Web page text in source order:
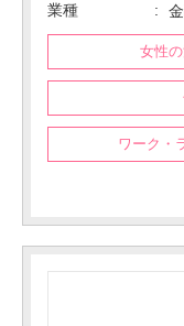
業種
女性
ワーク・